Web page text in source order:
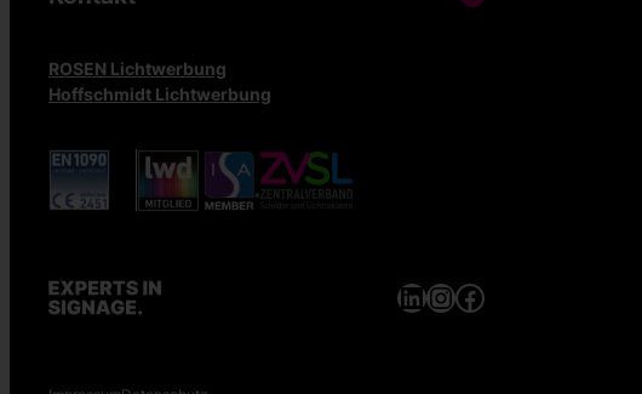
ROSEN Lichtwerbung
Hoffschmidt Lichtwerbung
LinkedIn InstagramFacebook